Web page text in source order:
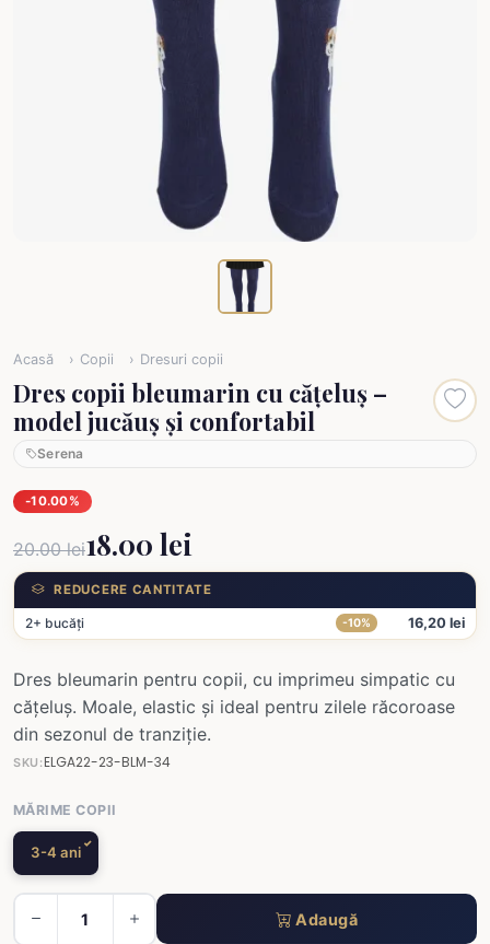
Acasă Copii Dresuri copii
Dres copii bleumarin cu cățeluș –
model jucăuș și confortabil
Serena
-10.00%
20.00 lei18.00 lei
REDUCERE CANTITATE
2+ bucăți -10% 16,20 lei
Dres bleumarin pentru copii, cu imprimeu simpatic cu
cățeluș. Moale, elastic și ideal pentru zilele răcoroase
din sezonul de tranziție.
SKU:ELGA22-23-BLM-34
MĂRIME COPII
3-4 ani
Adaugă